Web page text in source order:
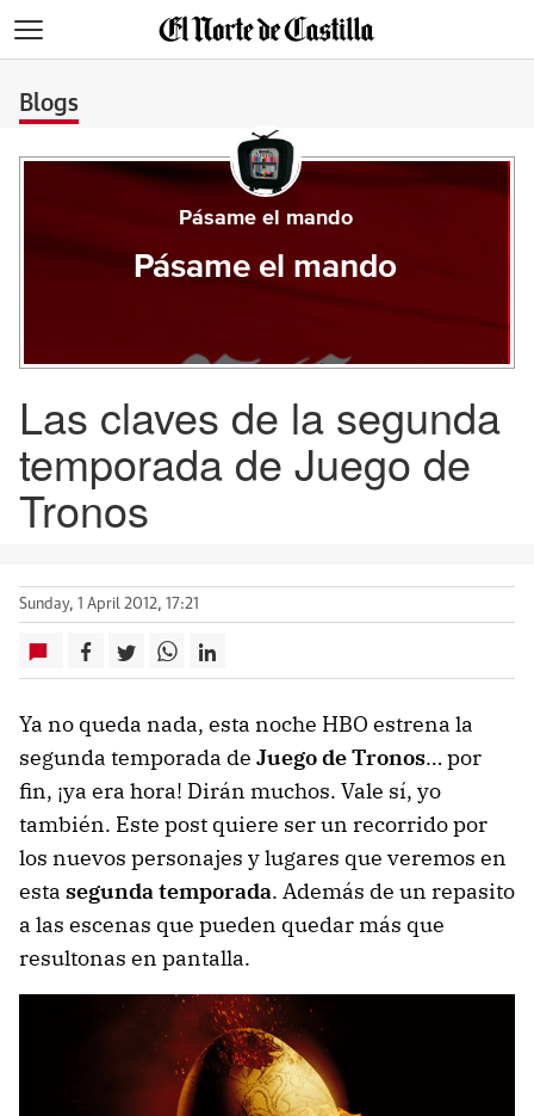
Blogs
Pásame el mando
Pásame el mando
Las claves de la segunda
temporada de Juego de
Tronos
Sunday, 1 April 2012, 17:21
Ya no queda nada, esta noche HBO estrena la
segunda temporada de Juego de Tronos… por
fin, ¡ya era hora! Dirán muchos. Vale sí, yo
también. Este post quiere ser un recorrido por
los nuevos personajes y lugares que veremos en
esta segunda temporada. Además de un repasito
a las escenas que pueden quedar más que
resultonas en pantalla.